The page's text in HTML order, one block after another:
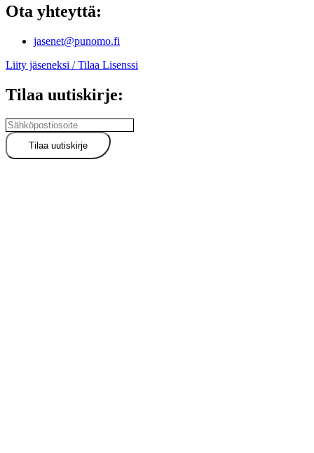
Ota yhteyttä:
jasenet@punomo.fi
Liity jäseneksi / Tilaa Lisenssi
Tilaa uutiskirje: